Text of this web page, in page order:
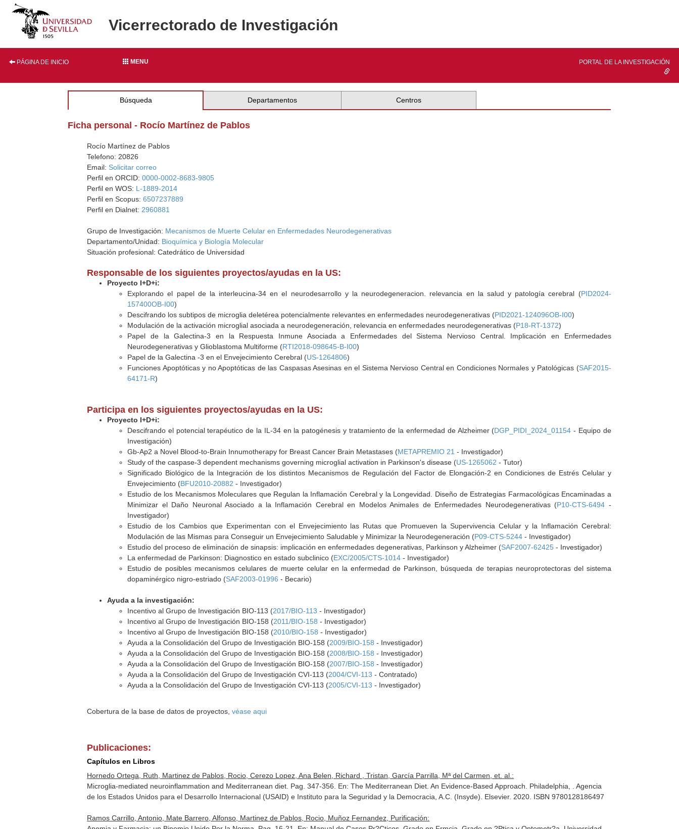
Vicerrectorado de Investigación
PÁGINA DE INICIO MENU PORTAL DE LA INVESTIGACIÓN
Búsqueda Departamentos Centros
Ficha personal - Rocío Martínez de Pablos
Rocío Martínez de Pablos
Telefono: 20826
Email: Solicitar correo
Perfil en ORCID:0000-0002-8683-9805
Perfil en WOS: L-1889-2014
Perfil en Scopus:6507237889
Perfil en Dialnet: 2960881
Grupo de Investigación: Mecanismos de Muerte Celular en Enfermedades Neurodegenerativas
Departamento/Unidad: Bioquímica y Biología Molecular
Situación profesional: Catedrático de Universidad
Responsable de los siguientes proyectos/ayudas en la US:
Proyecto I+D+i:
Explorando el papel de la interleucina-34 en el neurodesarrollo y la neurodegeneracion. relevancia en la salud y patología cerebral (PID2024-
157400OB-I00)
Descifrando los subtipos de microglia deletérea potencialmente relevantes en enfermedades neurodegenerativas (PID2021-124096OB-I00)
Modulación de la activación microglial asociada a neurodegeneración, relevancia en enfermedades neurodegenerativas (P18-RT-1372)
Papel de la Galectina-3 en la Respuesta Inmune Asociada a Enfermedades del Sistema Nervioso Central. Implicación en Enfermedades
Neurodegenerativas y Glioblastoma Multiforme (RTI2018-098645-B-I00)
Papel de la Galectina -3 en el Envejecimiento Cerebral (US-1264806)
Funciones Apoptóticas y no Apoptóticas de las Caspasas Asesinas en el Sistema Nervioso Central en Condiciones Normales y Patológicas (SAF2015-
64171-R)
Participa en los siguientes proyectos/ayudas en la US:
Proyecto I+D+i:
Descifrando el potencial terapéutico de la IL-34 en la patogénesis y tratamiento de la enfermedad de Alzheimer (DGP_PIDI_2024_01154 - Equipo de
Investigación)
Gb-Ap2 a Novel Blood-to-Brain Innumotherapy for Breast Cancer Brain Metastases (METAPREMIO 21 - Investigador)
Study of the caspase-3 dependent mechanisms governing microglial activation in Parkinson's disease (US-1265062 - Tutor)
Significado Biológico de la Integración de los distintos Mecanismos de Regulación del Factor de Elongación-2 en Condiciones de Estrés Celular y
Envejecimiento (BFU2010-20882 - Investigador)
Estudio de los Mecanismos Moleculares que Regulan la Inflamación Cerebral y la Longevidad. Diseño de Estrategias Farmacológicas Encaminadas a
Minimizar el Daño Neuronal Asociado a la Inflamación Cerebral en Modelos Animales de Enfermedades Neurodegenerativas (P10-CTS-6494 -
Investigador)
Estudio de los Cambios que Experimentan con el Envejecimiento las Rutas que Promueven la Supervivencia Celular y la Inflamación Cerebral:
Modulación de las Mismas para Conseguir un Envejecimiento Saludable y Minimizar la Neurodegeneración (P09-CTS-5244 - Investigador)
Estudio del proceso de eliminación de sinapsis: implicación en enfermedades degenerativas, Parkinson y Alzheimer (SAF2007-62425 - Investigador)
La enfermedad de Parkinson: Diagnostico en estado subclinico (EXC/2005/CTS-1014 - Investigador)
Estudio de posibles mecanismos celulares de muerte celular en la enfermedad de Parkinson, búsqueda de terapias neuroprotectoras del sistema
dopaminérgico nigro-estriado (SAF2003-01996 - Becario)
Ayuda a la investigación:
Incentivo al Grupo de Investigación BIO-113 (2017/BIO-113 - Investigador)
Incentivo al Grupo de Investigación BIO-158 (2011/BIO-158 - Investigador)
Incentivo al Grupo de Investigación BIO-158 (2010/BIO-158 - Investigador)
Ayuda a la Consolidación del Grupo de Investigación BIO-158 (2009/BIO-158 - Investigador)
Ayuda a la Consolidación del Grupo de Investigación BIO-158 (2008/BIO-158 - Investigador)
Ayuda a la Consolidación del Grupo de Investigación BIO-158 (2007/BIO-158 - Investigador)
Ayuda a la Consolidación del Grupo de Investigación CVI-113 (2004/CVI-113 - Contratado)
Ayuda a la Consolidación del Grupo de Investigación CVI-113 (2005/CVI-113 - Investigador)
Cobertura de la base de datos de proyectos,véase aqui
Publicaciones:
Capítulos en Libros
Hornedo Ortega, Ruth, Martinez de Pablos, Rocio, Cerezo Lopez, Ana Belen, Richard , Tristan, García Parrilla, Mª del Carmen, et. al.:
Microglia-mediated neuroinflammation and Mediterranean diet. Pag. 347-356. En: The Mediterranean Diet. An Evidence-Based Approach . Philadelphia, . Agencia
de los Estados Unidos para el Desarrollo Internacional (USAID) e Instituto para la Seguridad y la Democracia, A.C. (Insyde). Elsevier. 2020. ISBN 9780128186497
Ramos Carrillo, Antonio, Mate Barrero, Alfonso, Martinez de Pablos, Rocio, Muñoz Fernandez, Purificación: